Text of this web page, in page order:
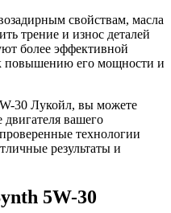
свойствам, масла
трение и износ деталей
более эффективной
повышению его мощности и
30 Лукойл, вы можете
вашего
технологии
результаты и
5W-30